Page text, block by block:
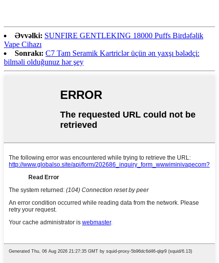
Əvvəlki: SUNFIRE GENTLEKING 18000 Puffs Birdəfəlik
Vape Cihazı
Sonrakı: C7 Tam Seramik Kartriclər üçün ən yaxşı bələdçi:
bilməli olduğunuz hər şey